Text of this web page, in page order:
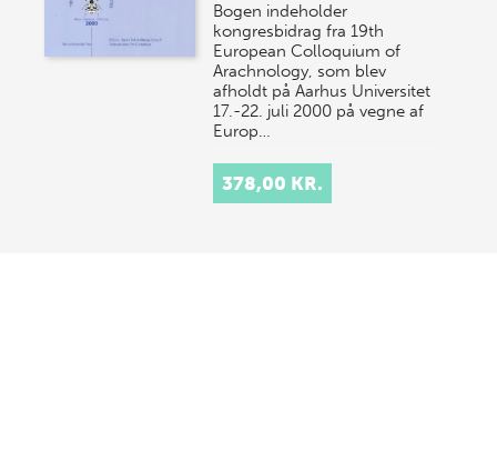
Bogen indeholder
kongresbidrag fra 19th
European Colloquium of
Arachnology, som blev
afholdt på Aarhus Universitet
17.-22. juli 2000 på vegne af
Europ…
378,00 KR.